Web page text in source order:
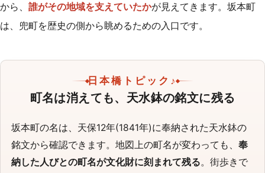
から、 誰がその地域を支えていたかが見えてきます。坂本町
は、兜町を歴史の側から眺めるための入口です。
日本橋トピック♪
町名は消えても、天水鉢の銘文に残る
坂本町の名は、天保12年(1841年)に奉納された天水鉢の
銘文から確認できます。地図上の町名が変わっても、奉
納した人びとの町名が文化財に刻まれて残る。街歩きで